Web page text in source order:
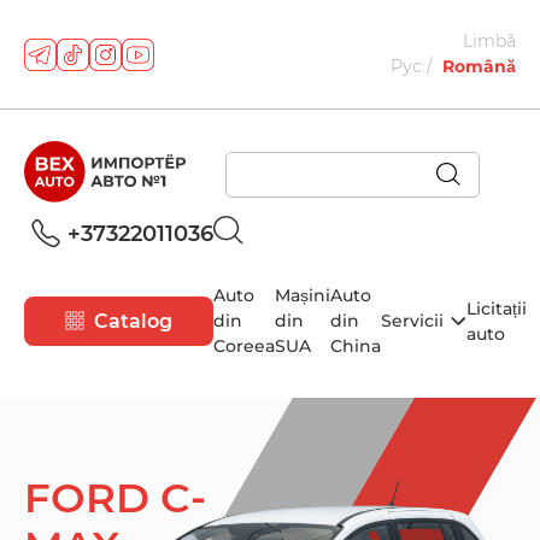
Limbă
Рус
Română
+37322011036
Catalog
Auto
din
Coreea
Mașini
din
SUA
Auto
din
China
Servicii
Licitații
auto
FORD C-